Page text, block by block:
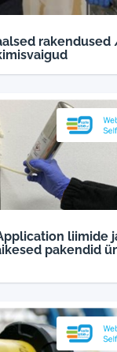
liimide
pakendid